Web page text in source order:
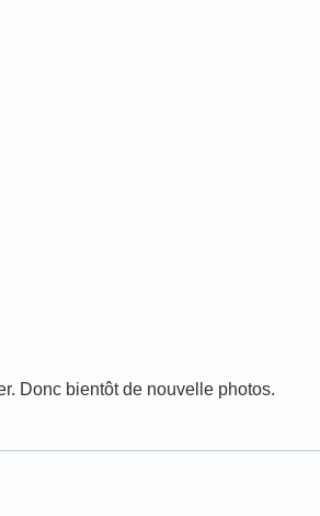
Donc bientôt de nouvelle photos.